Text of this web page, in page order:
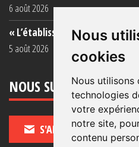
Nous
cookies
Nous utilisons
technologies
votre
notre site,
contenu
6 août 2026
« L’établissement est une
5 août 2026
NOUS SUIVRE
S'ABONNER